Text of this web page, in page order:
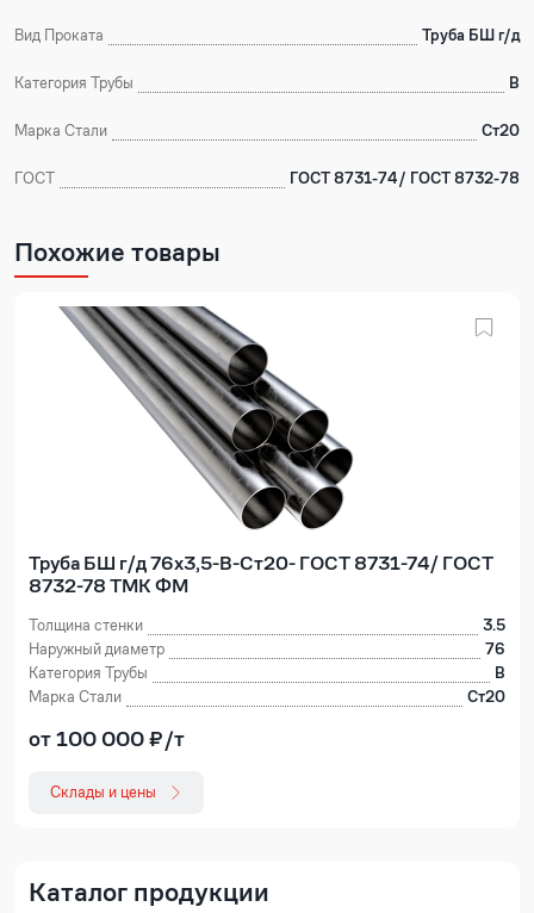
Вид Проката Труба БШ г/д
Категория Трубы В
Марка Стали Ст20
ГОСТ ГОСТ 8731-74/ ГОСТ 8732-78
Похожие товары
Труба БШ г/д 76х3,5-В-Ст20- ГОСТ 8731-74/ ГОСТ
8732-78 ТМК ФМ
Толщина стенки
3.5
Наружный диаметр
76
Категория Трубы
В
Марка Стали
Ст20
от 100 000 ₽/т
Склады и цены
Каталог продукции